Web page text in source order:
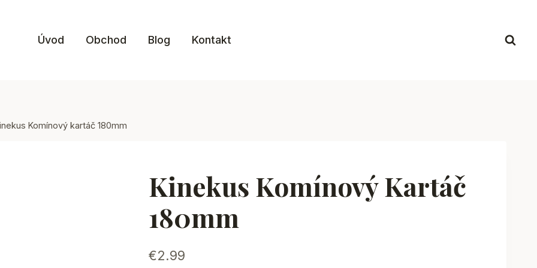
Úvod Obchod Blog Kontakt
Komínový kartáč 180mm
Kinekus Komínový Kartáč
180mm
€2.99